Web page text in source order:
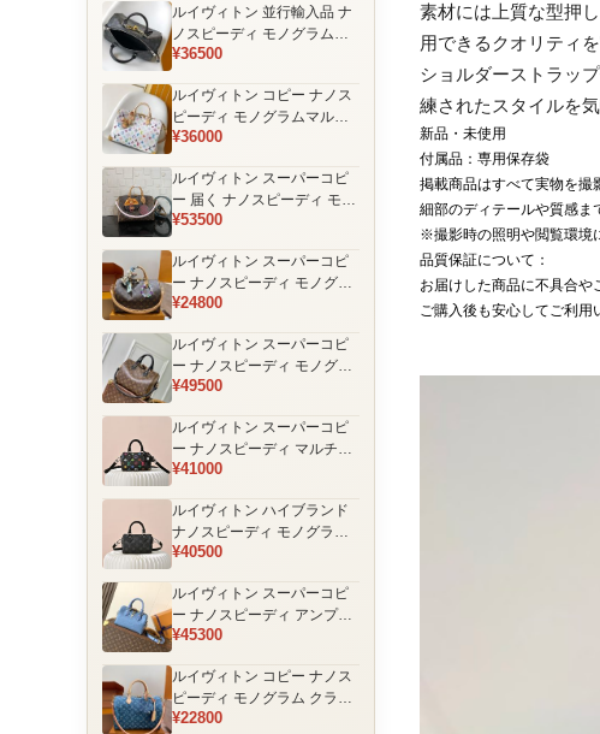
ルイヴィトン 並行輸入品 ナ
ノスピーディ モノグラムエ
クリプス ブラック チェーン
¥36500
ルイヴィトン コピー ナノス
ピーディ モノグラムマルチ
カラー ホワイト ゴールド金
バッグ
¥36000
ルイヴィトン スーパーコピ
ー 届く ナノスピーディ モノ
グラム ポーチ付き ミニボス
品
¥53500
ルイヴィトン スーパーコピ
ー ナノスピーディ モノグラ
ム 編み込みストラップ ミニ
気モデル
¥24800
ルイヴィトン スーパーコピ
ー ナノスピーディ モノグラ
ム ブラックハンドル 2WAY
¥49500
ルイヴィトン スーパーコピ
ー ナノスピーディ マルチカ
ラーモノグラム ミニボスト
ス
¥41000
ルイヴィトン ハイブランド
ナノスピーディ モノグラム
シャドウ 2WAYミニバッグ
¥40500
ルイヴィトン スーパーコピ
ー ナノスピーディ アンプラ
ントレザー ミニボストンバ
すめ
¥45300
ルイヴィトン コピー ナノス
ピーディ モノグラム クラシ
ックデザイン ミニボストン
¥22800
素材には上質な型押
用できるクオリティ
ショルダーストラッ
練されたスタイルを
新品・未使用
付属品：専用保存袋
掲載商品はすべて実物を撮
細部のディテールや質感ま
※撮影時の照明や閲覧環境
品質保証について：
お届けした商品に不具合や
ご購入後も安心してご利用